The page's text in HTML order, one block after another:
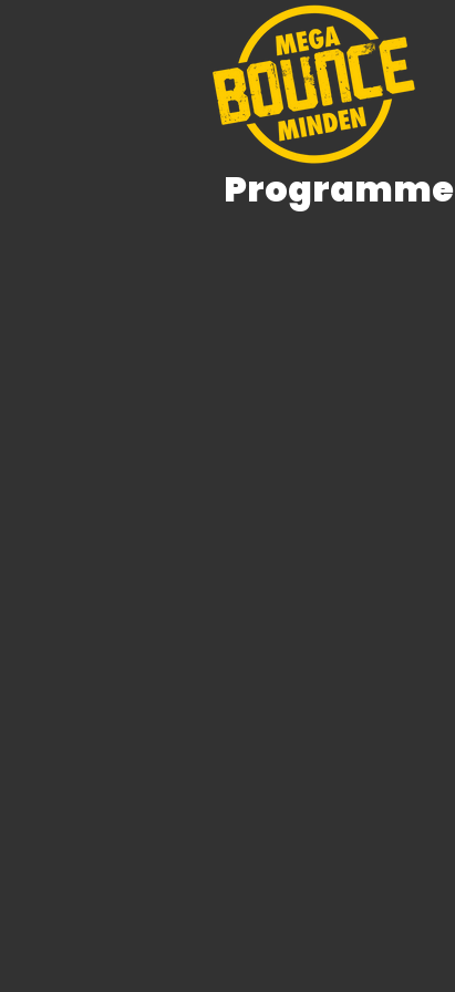
Programme